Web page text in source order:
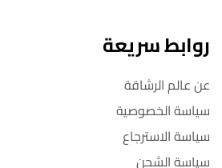
روابط سريعة
عن عالم الرشاقة
سياسة الخصوصية
سياسة الاسترجاع
سياسة الشحن